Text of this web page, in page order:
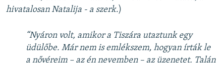
hivatalosan Natalija - a szerk.)
“Nyáron volt, amikor a Tiszára utaztunk egy
üdülőbe. Már nem is emlékszem, hogyan írták le
a nővéreim – az én nevemben – az üzenetet. Talán